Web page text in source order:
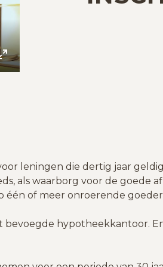
Enter
leningen die dertig jaar
als waarborg voor de goede
één of meer onroerende
hypotheekkantoor.